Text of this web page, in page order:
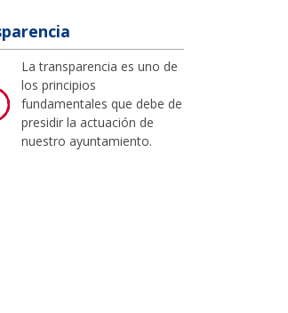
La transparencia es uno de
los principios
fundamentales que debe de
presidir la actuación de
nuestro ayuntamiento.